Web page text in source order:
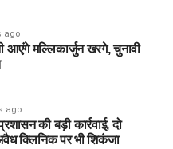
ago
आएंगे मल्लिकार्जुन खरगे, चुनावी
ago
की बड़ी कार्रवाई, दो
क्लिनिक पर भी शिकंजा